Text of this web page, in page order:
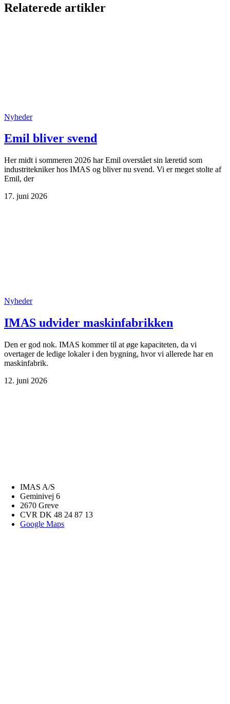
Relaterede artikler
Nyheder
Emil bliver svend
Her midt i sommeren 2026 har Emil overstået sin læretid som
industritekniker hos IMAS og bliver nu svend. Vi er meget stolte af
Emil, der
17. juni 2026
Nyheder
IMAS udvider maskinfabrikken
Den er god nok. IMAS kommer til at øge kapaciteten, da vi
overtager de ledige lokaler i den bygning, hvor vi allerede har en
maskinfabrik.
12. juni 2026
IMAS A/S
Geminivej 6
2670 Greve
CVR DK 48 24 87 13
Google Maps